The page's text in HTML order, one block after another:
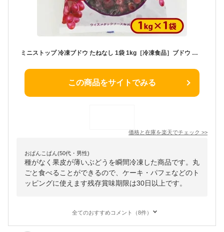
ミニストップ 冷凍ブドウ たねなし 1袋 1kg［冷凍食品］ブドウ ぶどう 葡萄 たねなし 冷凍フルーツ 冷凍果実 自然解凍 おやつ デザート スムージー ヨーグルト 朝食 氷タンフル 果肉たっぷりアイス フルーツウオーター トッピング
この商品をサイトでみる
価格と在庫を楽天でチェック >>
おぱんこぱん(50代・男性)
種がなく果皮が薄いぶどうを瞬間冷凍した商品です。丸
ごと食べることができるので、ケーキ・パフェなどのト
ッピングに使えます残存賞味期限は30日以上です。
全てのおすすめコメント（8件）